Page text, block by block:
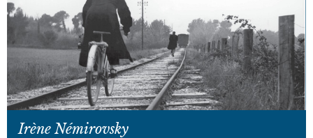
Irène Némirovsky